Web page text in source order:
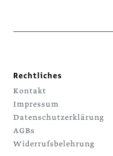
Rechtliches
Kontakt
Impressum
Datenschutzerklärung
AGBs
Widerrufsbelehrung